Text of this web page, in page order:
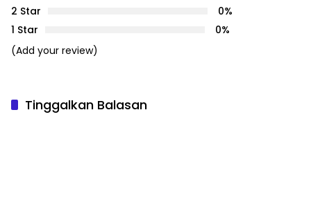
2 Star
0%
1 Star
0%
(Add your review)
Tinggalkan Balasan